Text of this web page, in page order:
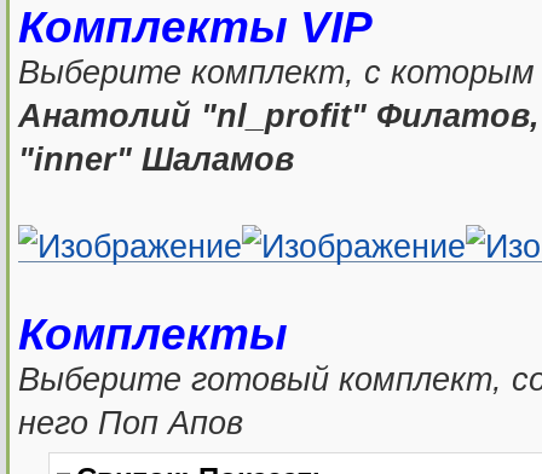
Комплекты VIP
Выберите комплект, с
Анатолий "nl_profit" Филатов,
"inner" Шаламов
Комплекты
Выберите готовый комплект,
него Поп Апов